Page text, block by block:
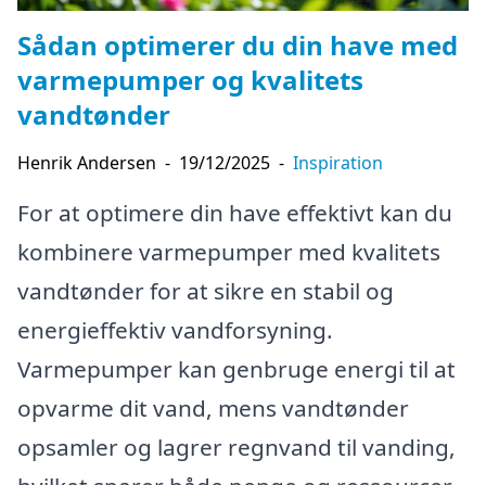
Sådan optimerer du din have med
varmepumper og kvalitets
vandtønder
Henrik Andersen - 19/12/2025 - Inspiration
For at optimere din have effektivt kan du
kombinere varmepumper med kvalitets
vandtønder for at sikre en stabil og
energieffektiv vandforsyning.
Varmepumper kan genbruge energi til at
opvarme dit vand, mens vandtønder
opsamler og lagrer regnvand til vanding,